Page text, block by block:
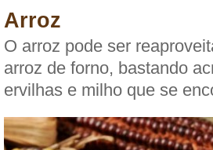
Arroz
O arroz pode ser
arroz de forno, bastando
ervilhas e milho que se